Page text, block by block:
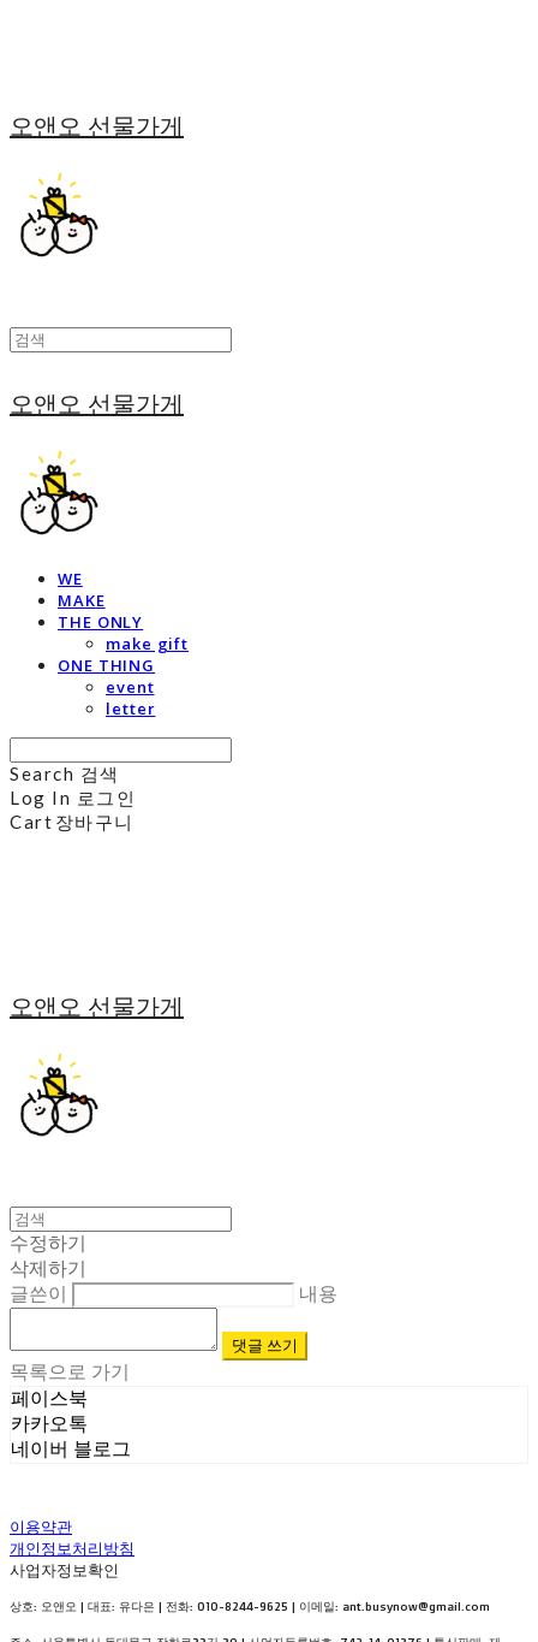
오앤오 선물가게
오앤오 선물가게
WE
MAKE
THE ONLY
make gift
ONE THING
event
letter
Search 검색
Log In 로그인
Cart 장바구니
오앤오 선물가게
수정하기
삭제하기
글쓴이
내용
댓글 쓰기
목록으로 가기
페이스북
카카오톡
네이버 블로그
이용약관
개인정보처리방침
사업자정보확인
상호: 오앤오 | 대표: 유다은 | 전화: 010-8244-9625 | 이메일: ant.busynow@gmail.com